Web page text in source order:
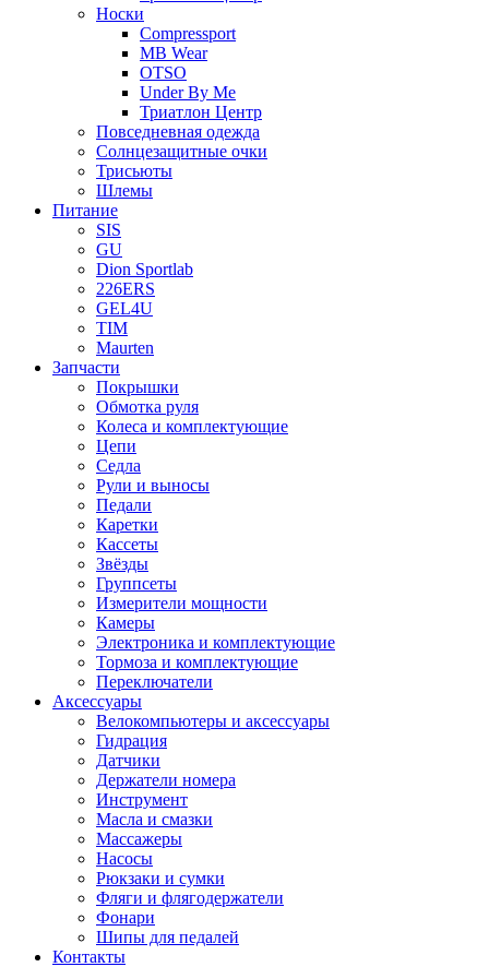
Носки
Compressport
MB Wear
OTSO
Under By Me
Триатлон Центр
Повседневная одежда
Солнцезащитные очки
Трисьюты
Шлемы
Питание
SIS
GU
Dion Sportlab
226ERS
GEL4U
TIM
Maurten
Запчасти
Покрышки
Обмотка руля
Колеса и комплектующие
Цепи
Седла
Рули и выносы
Педали
Каретки
Кассеты
Звёзды
Группсеты
Измерители мощности
Камеры
Электроника и комплектующие
Тормоза и комплектующие
Переключатели
Аксессуары
Велокомпьютеры и аксессуары
Гидрация
Датчики
Держатели номера
Инструмент
Масла и смазки
Массажеры
Насосы
Рюкзаки и сумки
Фляги и флягодержатели
Фонари
Шипы для педалей
Контакты